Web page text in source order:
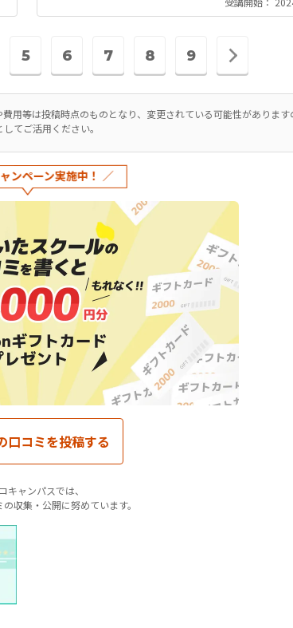
5 6 7 8 9
次
ペ
ー
へ
等は投稿時点のものとなり、変更されている可能性があります
てご活用ください。
ンペーン実施中！
口コミを投稿する
キャンパスでは、
収集・公開に努めています。